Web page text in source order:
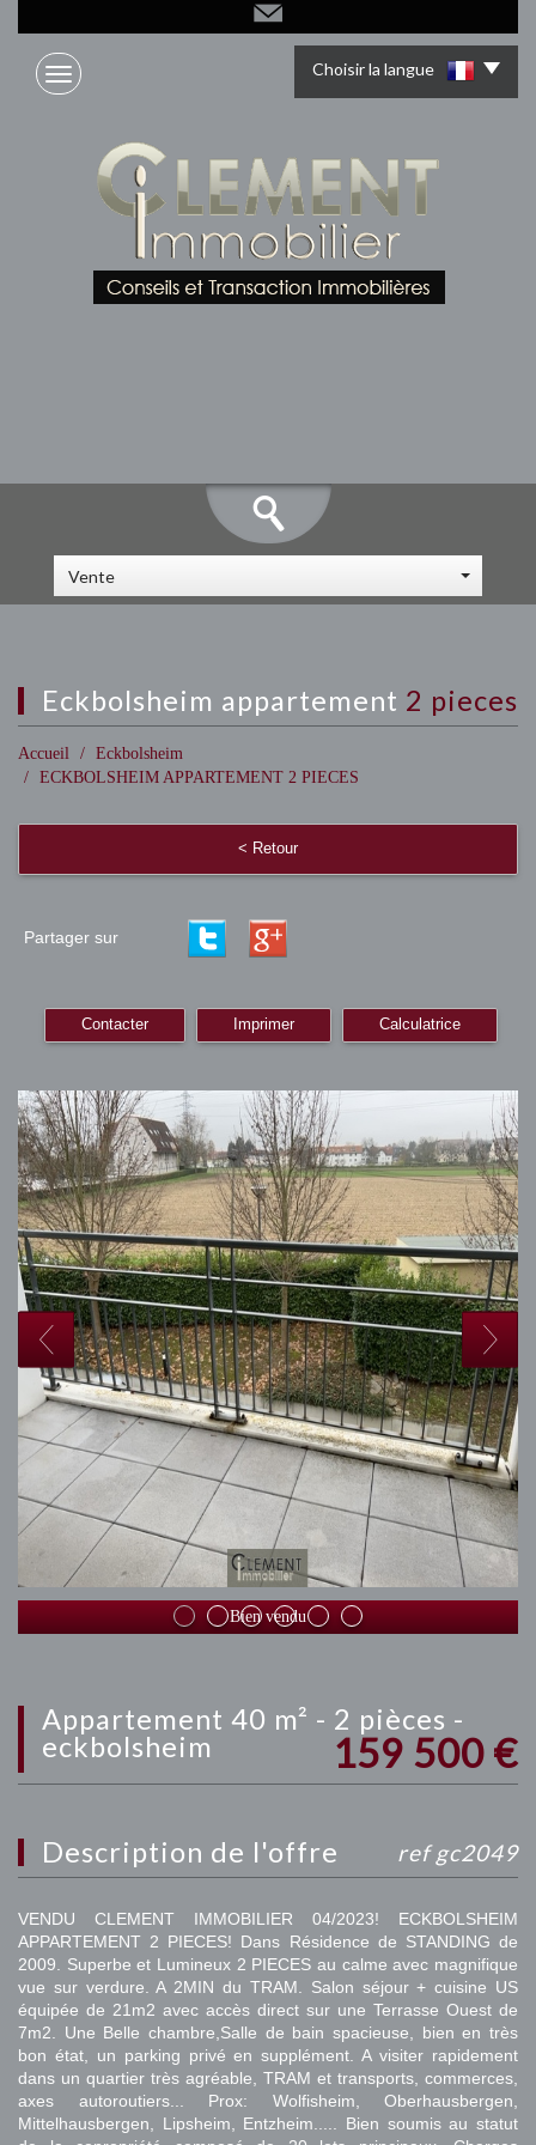
Choisir la langue
Vente
eckbolsheim appartement 2 pieces
Accueil
Eckbolsheim
ECKBOLSHEIM APPARTEMENT 2 PIECES
< Retour
Partager sur
Contacter Imprimer Calculatrice
Bien vendu
appartement 40 m² - 2 pièces -
eckbolsheim
159 500 €
description de l'offre ref gc2049
VENDU CLEMENT IMMOBILIER 04/2023! ECKBOLSHEIM
APPARTEMENT 2 PIECES! Dans Résidence de STANDING de
2009. Superbe et Lumineux 2 PIECES au calme avec magnifique
vue sur verdure. A 2MIN du TRAM. Salon séjour + cuisine US
équipée de 21m2 avec accès direct sur une Terrasse Ouest de
7m2. Une Belle chambre,Salle de bain spacieuse, bien en très
bon état, un parking privé en supplément. A visiter rapidement
dans un quartier très agréable, TRAM et transports, commerces,
axes autoroutiers... Prox: Wolfisheim, Oberhausbergen,
Mittelhausbergen, Lipsheim, Entzheim..... Bien soumis au statut